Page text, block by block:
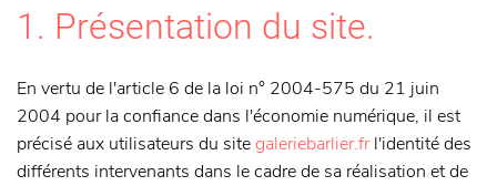
1. Présentation du site.
En vertu de l'article 6 de la loi n° 2004-575 du 21 juin
2004 pour la confiance dans l'économie numérique, il est
précisé aux utilisateurs du sitegaleriebarlier.frl'identité des
différents intervenants dans le cadre de sa réalisation et de